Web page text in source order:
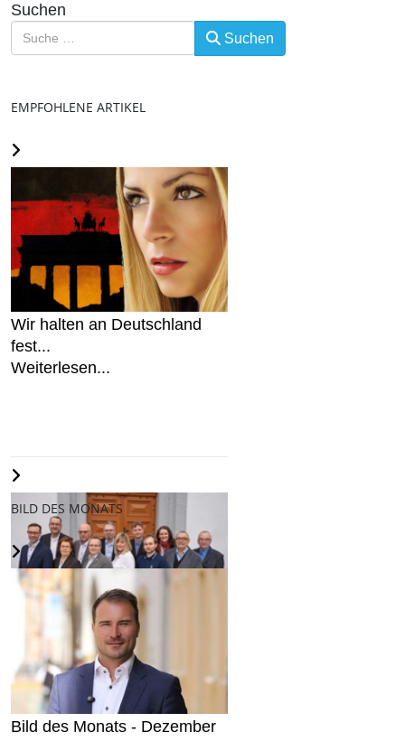
Suchen
Suchen
EMPFOHLENE ARTIKEL
Wir halten an Deutschland
fest...
Weiterlesen...
AfD stellt Kandidaten für den
Freiberger Stadtrat auf...
Weiterlesen...
BILD DES MONATS
Bild des Monats - Dezember